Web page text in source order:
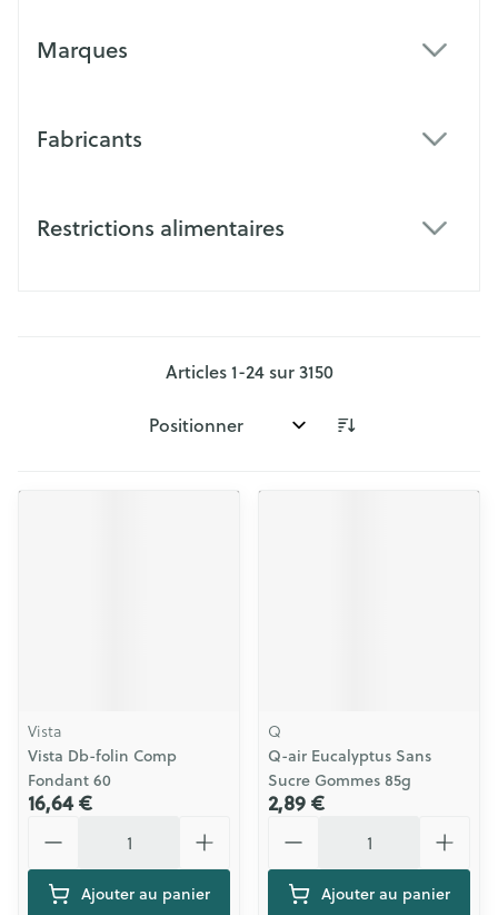
Marques
Fabricants
Restrictions alimentaires
Articles1-24sur3150
Trier par:
Vista
Vista Db-folin Comp
Fondant 60
16,64 €
Ajouter au panier
Q
Q-air Eucalyptus Sans
Sucre Gommes 85g
2,89 €
Ajouter au panier